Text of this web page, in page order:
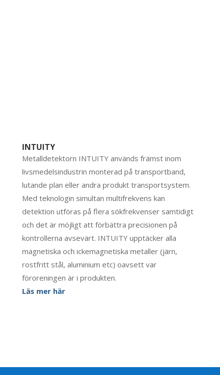
INTUITY
Metalldetektorn INTUITY används främst inom
livsmedelsindustrin monterad på transportband,
lutande plan eller andra produkt transportsystem.
Med teknologin simultan multifrekvens kan
detektion utföras på flera sökfrekvenser samtidigt
och det är möjligt att förbättra precisionen på
kontrollerna avsevärt. INTUITY upptäcker alla
magnetiska och ickemagnetiska metaller (järn,
rostfritt stål, aluminium etc) oavsett var
föroreningen är i produkten.
Läs mer här